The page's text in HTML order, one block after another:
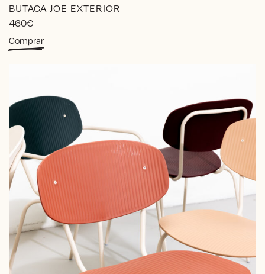
BUTACA JOE EXTERIOR
460€
Comprar